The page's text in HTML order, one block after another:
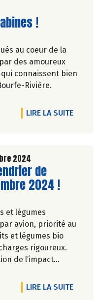
!
au coeur de la
des amoureux
connaissent bien
Rivière.
LIRE LA SUITEDE
2024
de
2024 !
et légumes
avion, priorité au
et légumes bio
rigoureux.
de l’impact
des produits
de la saisonnalité,
LIRE LA SUITEDE